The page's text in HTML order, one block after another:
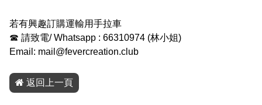
若有興趣訂購運輸用手拉車
☎ 請致電/ Whatsapp : 66310974 (林小姐 )
Email: mail@fevercreation.club
返回上一頁